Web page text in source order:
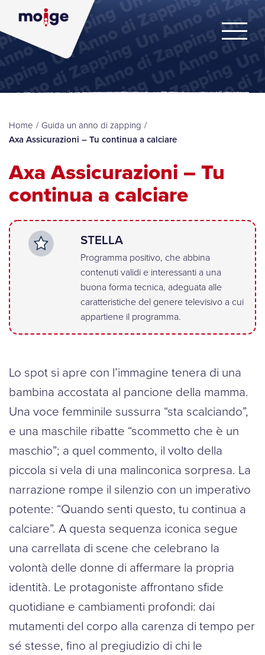
Home / Guida un anno di zapping /
Axa Assicurazioni – Tu continua a calciare
Axa Assicurazioni – Tu
continua a calciare
STELLA
Programma positivo, che abbina
contenuti validi e interessanti a una
buona forma tecnica, adeguata alle
caratteristiche del genere televisivo a cui
appartiene il programma.
Lo spot si apre con l’immagine tenera di una
bambina accostata al pancione della mamma.
Una voce femminile sussurra “sta scalciando”,
e una maschile ribatte “scommetto che è un
maschio”; a quel commento, il volto della
piccola si vela di una malinconica sorpresa. La
narrazione rompe il silenzio con un imperativo
potente: “Quando senti questo, tu continua a
calciare”. A questa sequenza iconica segue
una carrellata di scene che celebrano la
volontà delle donne di affermare la propria
identità. Le protagoniste affrontano sfide
quotidiane e cambiamenti profondi: dai
mutamenti del corpo alla carenza di tempo per
sé stesse, fino al pregiudizio di chi le